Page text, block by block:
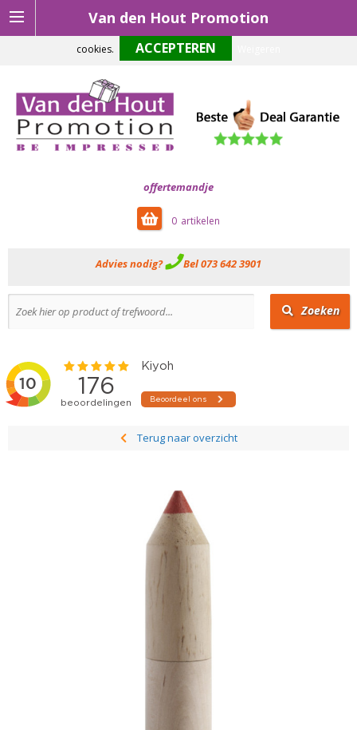
Van den Hout Promotion
offertemandje
0
Advies nodig? Bel 073 642 3901
Zoeken
Terug naar overzicht
Om onze website optimaal te laten functioneren maken wij gebruik van
cookies.